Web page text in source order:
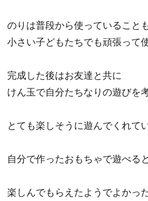
のりは普段から使っていることも
小さい子どもたちでも頑張って
完成した後はお友達と共に
けん玉で自分たちなりの遊びを
とても楽しそうに遊んでくれて
自分で作ったおもちゃで遊べる
楽しんでもらえたようでよかっ